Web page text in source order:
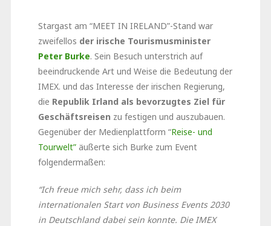
Stargast am “MEET IN IRELAND”-Stand war
zweifellos der irische Tourismusminister
Peter Burke. Sein Besuch unterstrich auf
beeindruckende Art und Weise die Bedeutung der
IMEX. und das Interesse der irischen Regierung,
die Republik Irland als bevorzugtes Ziel für
Geschäftsreisen zu festigen und auszubauen.
Gegenüber der Medienplattform “Reise- und
Tourwelt”äußerte sich Burke zum Event
folgendermaßen:
“Ich freue mich sehr, dass ich beim
internationalen Start von Business Events 2030
in Deutschland dabei sein konnte. Die IMEX